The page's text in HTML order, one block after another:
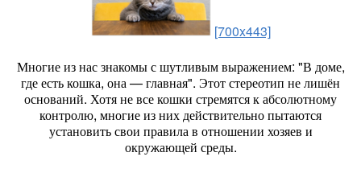
[700x443]
Многие из нас знакомы с шутливым выражением: "В доме,
где есть кошка, она — главная". Этот стереотип не лишён
оснований. Хотя не все кошки стремятся к абсолютному
контролю, многие из них действительно пытаются
установить свои правила в отношении хозяев и
окружающей среды.